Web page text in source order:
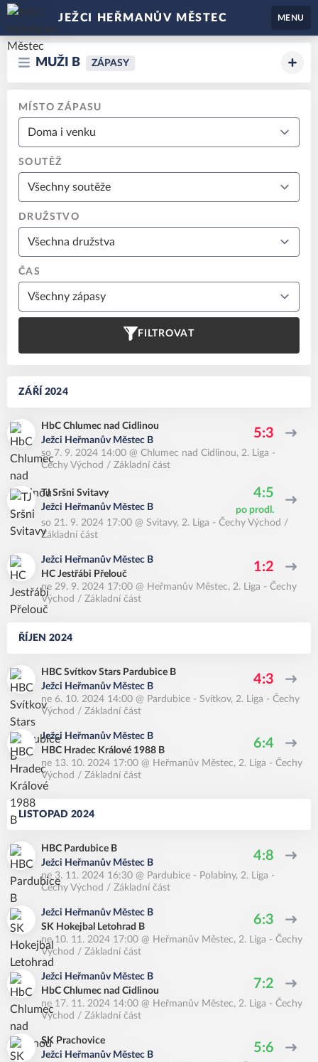
JEŽCI HEŘMANŮV MĚSTEC MENU
MUŽI B ZÁPASY
MÍSTO ZÁPASU
SOUTĚŽ
DRUŽSTVO
ČAS
FILTROVAT
ZÁŘÍ 2024
HbC Chlumec nad Cidlinou
Ježci Heřmanův Městec B
5:3
so 7. 9. 2024 14:00 @ Chlumec nad Cidlinou, 2. Liga -
Čechy Východ / Základní část
TJ Sršni Svitavy
Ježci Heřmanův Městec B
4:5
po prodl.
so 21. 9. 2024 17:00 @ Svitavy, 2. Liga - Čechy Východ /
Základní část
Ježci Heřmanův Městec B
HC Jestřábi Přelouč
1:2
ne 29. 9. 2024 17:00 @ Heřmanův Městec, 2. Liga - Čechy
Východ / Základní část
ŘÍJEN 2024
HBC Svítkov Stars Pardubice B
Ježci Heřmanův Městec B
4:3
ne 6. 10. 2024 14:00 @ Pardubice - Svítkov, 2. Liga - Čechy
Východ / Základní část
Ježci Heřmanův Městec B
HBC Hradec Králové 1988 B
6:4
ne 13. 10. 2024 17:00 @ Heřmanův Městec, 2. Liga - Čechy
Východ / Základní část
LISTOPAD 2024
HBC Pardubice B
Ježci Heřmanův Městec B
4:8
ne 3. 11. 2024 16:30 @ Pardubice - Polabiny, 2. Liga -
Čechy Východ / Základní část
Ježci Heřmanův Městec B
SK Hokejbal Letohrad B
6:3
ne 10. 11. 2024 17:00 @ Heřmanův Městec, 2. Liga - Čechy
Východ / Základní část
Ježci Heřmanův Městec B
HbC Chlumec nad Cidlinou
7:2
ne 17. 11. 2024 14:00 @ Heřmanův Městec, 2. Liga - Čechy
Východ / Základní část
SK Prachovice
Ježci Heřmanův Městec B
5:6